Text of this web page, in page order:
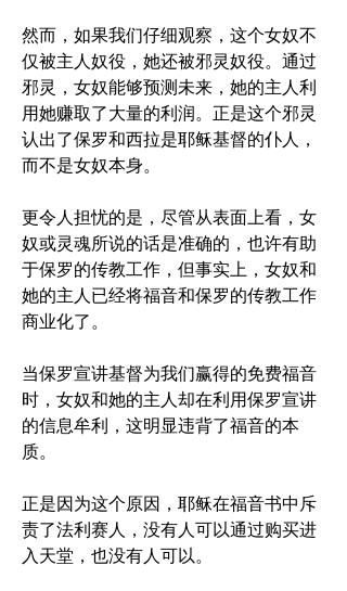
然而，如果我们仔细观察，这个女奴不
仅被主人奴役，她还被邪灵奴役。通过
邪灵，女奴能够预测未来，她的主人利
用她赚取了大量的利润。正是这个邪灵
认出了保罗和西拉是耶稣基督的仆人，
而不是女奴本身。
更令人担忧的是，尽管从表面上看，女
奴或灵魂所说的话是准确的，也许有助
于保罗的传教工作，但事实上，女奴和
她的主人已经将福音和保罗的传教工作
商业化了。
当保罗宣讲基督为我们赢得的免费福音
时，女奴和她的主人却在利用保罗宣讲
的信息牟利，这明显违背了福音的本
质。
正是因为这个原因，耶稣在福音书中斥
责了法利赛人，没有人可以通过购买进
入天堂，也没有人可以。